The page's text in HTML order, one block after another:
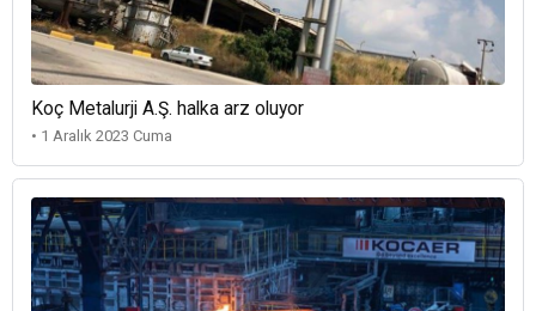
Koç Metalurji A.Ş. halka arz oluyor
• 1 Aralık 2023 Cuma